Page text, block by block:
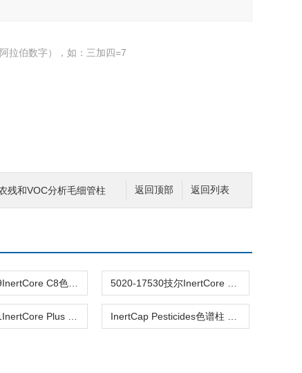
拉伯数字），如：三加四=7
返回列表
返回顶部
残和VOC分析毛细管柱